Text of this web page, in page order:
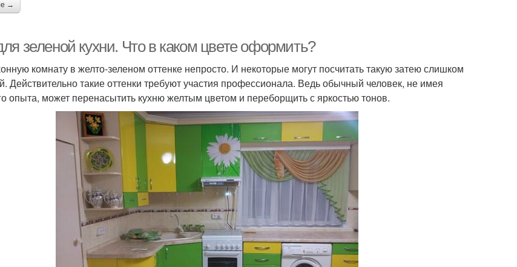
→
зеленой кухни. Что в каком цвете оформить?
комнату в желто-зеленом оттенке непросто. И некоторые могут посчитать такую затею слишком
Действительно такие оттенки требуют участия профессионала. Ведь обычный человек, не имея
опыта, может перенасытить кухню желтым цветом и переборщить с яркостью тонов.